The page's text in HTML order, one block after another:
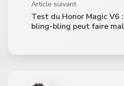
Article suivant
Test du Honor Magic V6
bling-bling peut faire